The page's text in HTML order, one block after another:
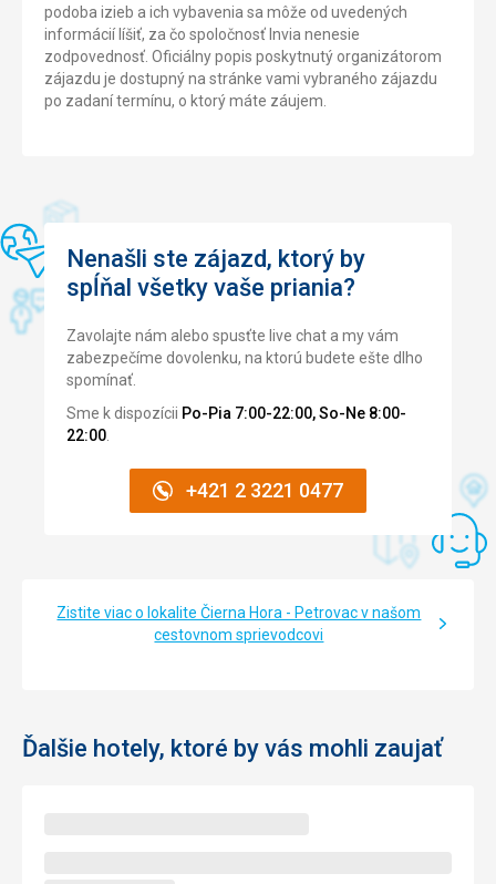
podoba izieb a ich vybavenia sa môže od uvedených
informácií líšiť, za čo spoločnosť Invia nenesie
zodpovednosť. Oficiálny popis poskytnutý organizátorom
zájazdu je dostupný na stránke vami vybraného zájazdu
po zadaní termínu, o ktorý máte záujem.
Nenašli ste zájazd, ktorý by
spĺňal všetky vaše priania?
Zavolajte nám alebo spusťte live chat a my vám
zabezpečíme dovolenku, na ktorú budete ešte dlho
spomínať.
Sme k dispozícii Po-Pia 7:00-22:00, So-Ne 8:00-
22:00
+421 2 3221 0477
Zistite viac o lokalite Čierna Hora - Petrovac v našom
cestovnom sprievodcovi
Ďalšie hotely, ktoré by vás mohli zaujať